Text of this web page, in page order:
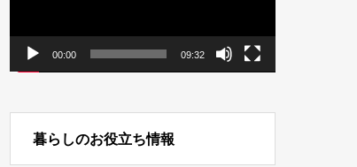
00:00 09:32
暮らしのお役立ち情報